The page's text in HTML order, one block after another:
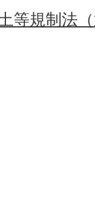
等規制法